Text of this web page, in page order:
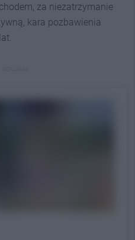
za niezatrzymanie
kara pozbawienia